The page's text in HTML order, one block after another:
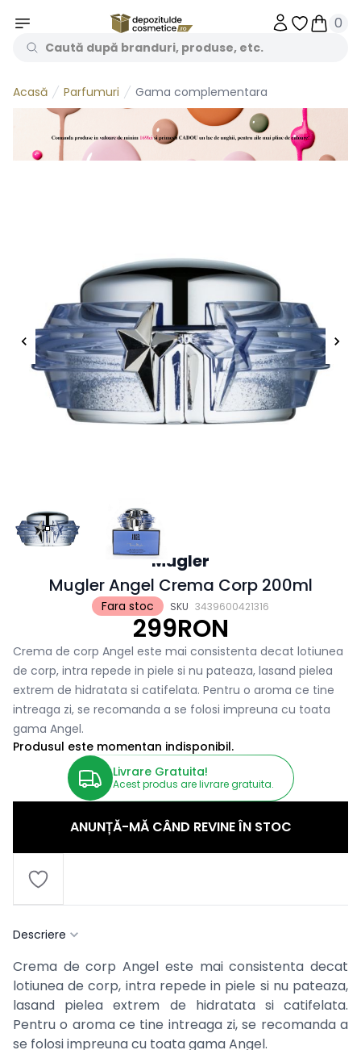
Obiecte
0
Acasă Parfumuri Gama complementara
Fara stoc SKU 3439600421316
Mugler
Mugler Angel Crema Corp 200ml
299RON
Crema de corp Angel este mai consistenta decat lotiunea
de corp, intra repede in piele si nu pateaza, lasand pielea
extrem de hidratata si catifelata. Pentru o aroma ce tine
intreaga zi, se recomanda a se folosi impreuna cu toata
gama Angel.
Produsul este momentan indisponibil.
Livrare Gratuita!
Acest produs are livrare gratuita.
ANUNȚĂ-MĂ CÂND REVINE ÎN STOC
Descriere
Crema de corp Angel este mai consistenta decat
lotiunea de corp, intra repede in piele si nu pateaza,
lasand pielea extrem de hidratata si catifelata.
Pentru o aroma ce tine intreaga zi, se recomanda a
se folosi impreuna cu toata gama Angel.